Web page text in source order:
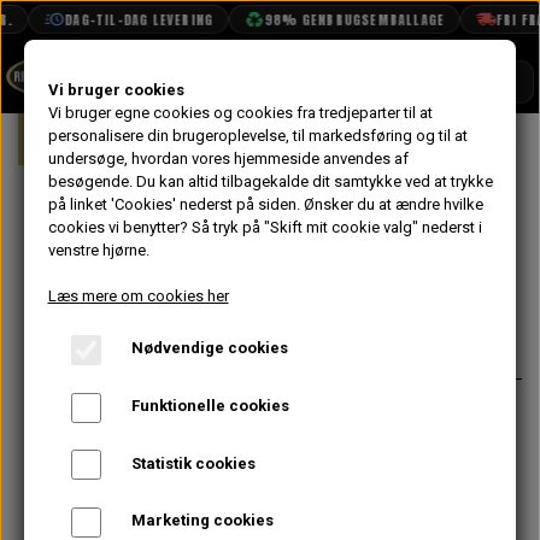
DAG-TIL-DAG LEVERING 98% GENBRUGSEMBALLAGE FRI
BOOK TID
PROJEKTER
TEKNISK DATA
VANDPOLERING
Forside Mini Karrosseri Bag Baglygte
På lager
Baglygte Plade
Varenummer: MS026R
Bruges til ombygning fra Mk2 lygter
retro look eller bare skifte rep del.
Kan både bruges til at konvertere fra
Vi bruger cookies
Vi bruger egne cookies og cookies fra tredjeparter til at
personalisere din brugeroplevelse, til markedsføring og til at
undersøge, hvordan vores hjemmeside anvendes af
besøgende. Du kan altid tilbagekalde dit samtykke ved at trykke
på linket 'Cookies' nederst på siden. Ønsker du at ændre hvilke
cookies vi benytter? Så tryk på "Skift mit cookie valg" nederst i
venstre hjørne.
Læs mere om cookies her
Nødvendige cookies
Funktionelle cookies
Statistik cookies
Marketing cookies